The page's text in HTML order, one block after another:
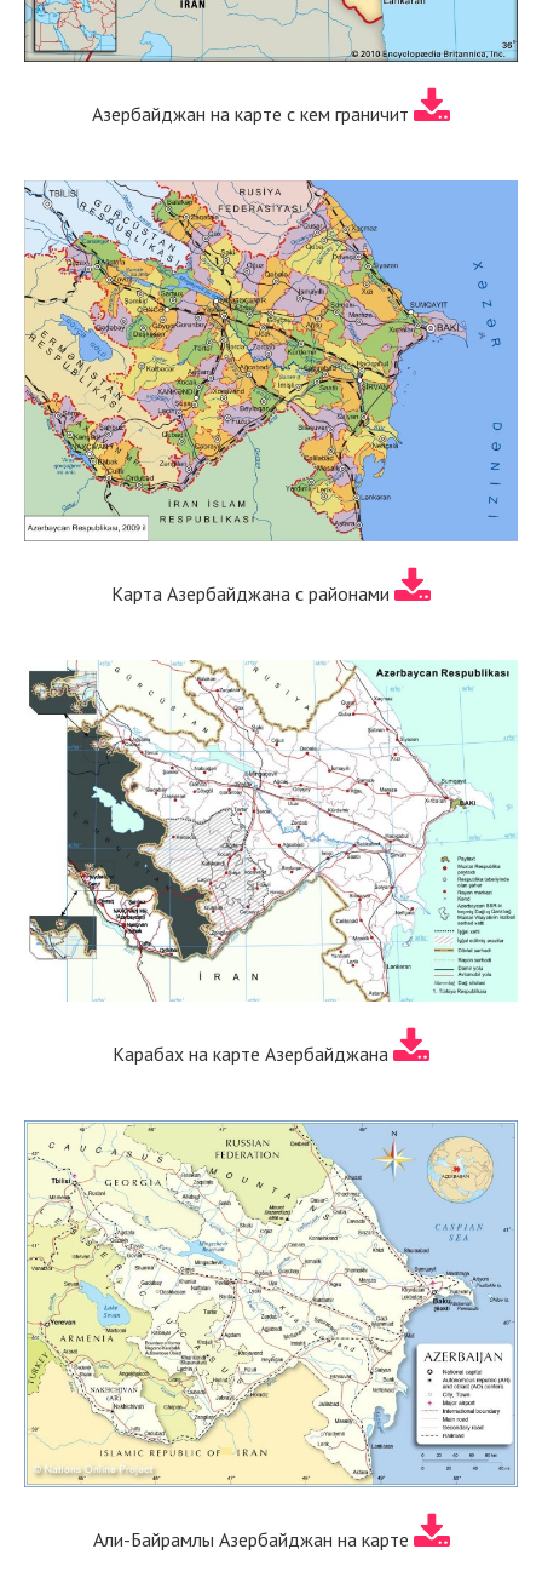
Азербайджан на карте с кем граничит
Карта Азербайджана с районами
Карабах на карте Азербайджана
Али-Байрамлы Азербайджан на карте